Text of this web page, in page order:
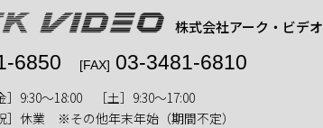
株式会社アーク・ビデオ
6850 [FAX] 03-3481-6810
］9:30〜18:00 ［土］9:30〜17:00
］休業 ※その他年末年始（期間不定）